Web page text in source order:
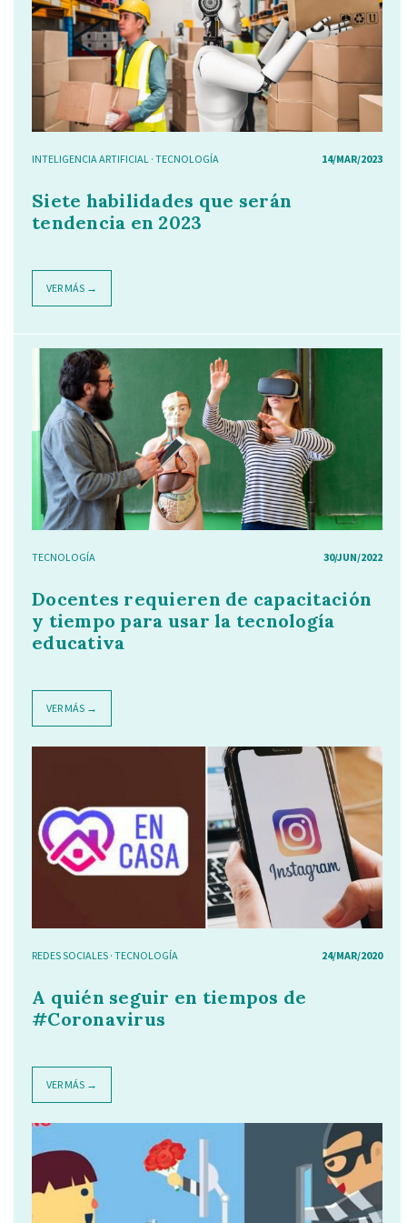
INTELIGENCIA ARTIFICIAL · TECNOLOGÍA 14/MAR/2023
Siete habilidades que serán
tendencia en 2023
VER MÁS →
TECNOLOGÍA 30/JUN/2022
Docentes requieren de capacitación
y tiempo para usar la tecnología
educativa
VER MÁS →
REDES SOCIALES · TECNOLOGÍA 24/MAR/2020
A quién seguir en tiempos de
#Coronavirus
VER MÁS →